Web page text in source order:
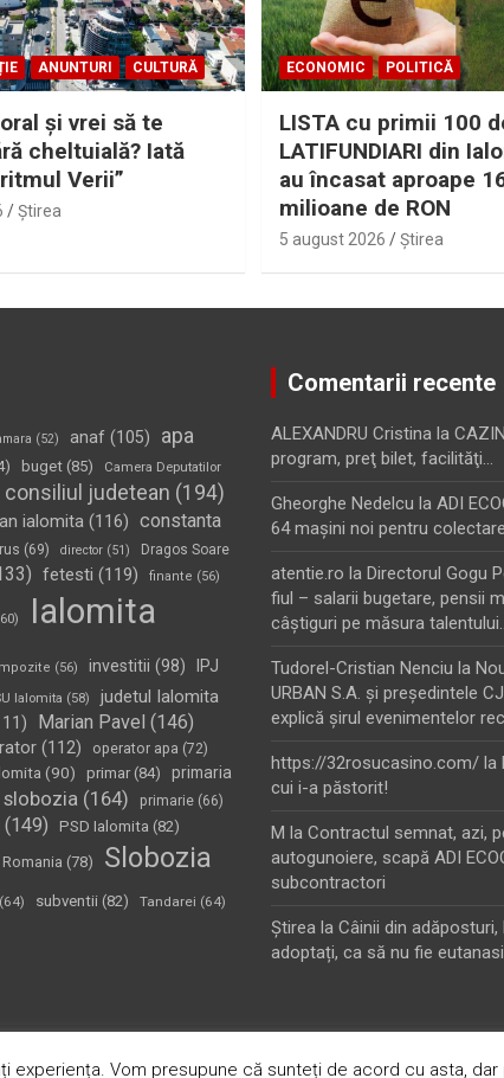
ANUNTURI CULTURĂ
şi vrei să te
cheltuială? Iată
Verii”
Ştirea
ECONOMIC POLITICĂ
LISTA cu primii 100
LATIFUNDIARI din
au încasat aproape
milioane de RON
5 august 2026 Ştirea
(52) anaf(105)
apa
buget(85)
Camera Deputatilor
consiliul judetean (194)
ialomita(116) constanta
(69) director(51)
Dragos Soare
fetesti (119) finante (56)
Ialomita
(56) investitii (98)
IPJ
Ialomita (58)
judetul Ialomita
Marian Pavel (146)
(112) operator apa (72)
(90) primar(84)
primaria
(164) primarie(66)
(149) PSD Ialomita (82)
Romania (78)
Slobozia
(64) subventii (82) Tandarei (64)
Comentarii recente
ALEXANDRU Cristina la
program, preţ bilet, facilităţi…
Gheorghe Nedelcu la ADI
64 maşini noi pentru
atentie.ro la Directorul Gogu
fiul – salarii bugetare, pensii
câştiguri pe măsura
Tudorel-Cristian Nenciu la
URBAN S.A. şi preşedintele
explică şirul evenimentelor
https://32rosucasino.com/ la
cui i-a păstorit!
M la Contractul semnat, azi,
autogunoiere, scapă ADI
subcontractori
Ştirea la Câinii din adăposturi,
adoptați, ca să nu fie
Powered by:WordPress
Vom presupune că sunteți de acord cu asta,